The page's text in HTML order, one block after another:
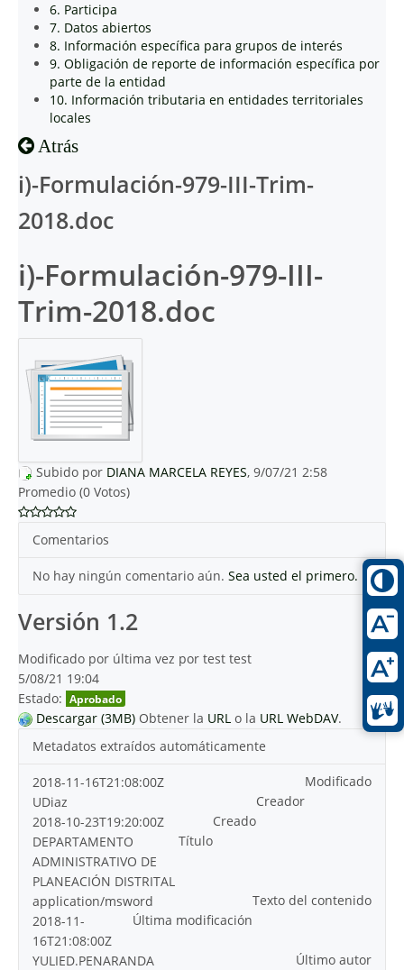
6. Participa
7. Datos abiertos
8. Información específica para grupos de interés
9. Obligación de reporte de información específica por
parte de la entidad
10. Información tributaria en entidades territoriales
locales
Atrás
i)-Formulación-979-III-Trim-
2018.doc
i)-Formulación-979-III-
Trim-2018.doc
Subido por DIANA MARCELA REYES, 9/07/21 2:58
Promedio (0 Votos)
Comentarios
No hay ningún comentario aún. Sea usted el primero.
Versión 1.2
Modificado por última vez por test test
5/08/21 19:04
Estado: Aprobado
Descargar (3MB) Obtener la URL o la URL WebDAV.
Metadatos extraídos automáticamente
Modificado
2018-11-16T21:08:00Z
Creador
UDiaz
Creado
2018-10-23T19:20:00Z
Título
DEPARTAMENTO
ADMINISTRATIVO DE
PLANEACIÓN DISTRITAL
Texto del contenido
application/msword
Última modificación
2018-11-
16T21:08:00Z
Último autor
YULIED.PENARANDA